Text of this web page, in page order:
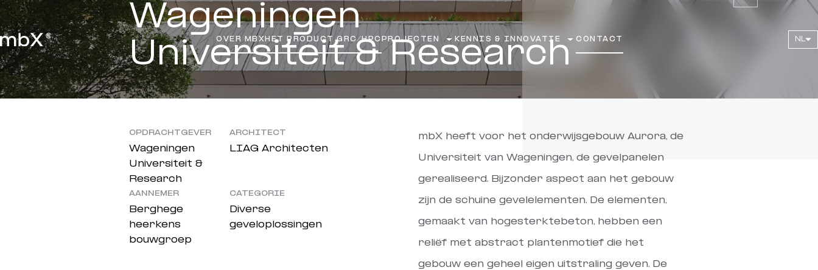
OVER MBX HET PRODUCT GRC/HPC PROJECTEN KENNIS & INNOVATIE CONTACT NL
Wageningen
Universiteit & Research
OPDRACHTGEVER
Wageningen
Universiteit &
Research
ARCHITECT
LIAG Architecten
AANNEMER
Berghege
heerkens
bouwgroep
CATEGORIE
Diverse
geveloplossingen
mbX heeft voor het onderwijsgebouw Aurora, de
Universiteit van Wageningen, de gevelpanelen
gerealiseerd. Bijzonder aspect aan het gebouw
zijn de schuine gevelelementen. De elementen,
gemaakt van hogesterktebeton, hebben een
reliëf met abstract plantenmotief die het
gebouw een geheel eigen uitstraling geven. De